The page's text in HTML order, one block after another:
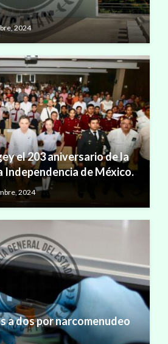
2024
el 203 aniversario de la
Independencia de México.
2024
a dos por narcomenudeo